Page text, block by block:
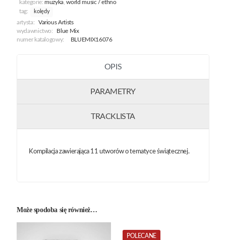
kategorie:muzyka ,world music / ethno
tag:
kolędy
artysta:
Various Artists
wydawnictwo:
Blue Mix
numer katalogowy:
BLUEMIX16076
OPIS
PARAMETRY
TRACKLISTA
Kompilacja zawierająca 11 utworów o tematyce świątecznej.
Może spodoba się również…
POLECANE